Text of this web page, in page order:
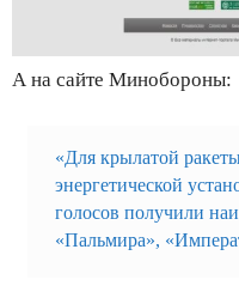
А на сайте Минобороны:
«Для крылатой
энергетической
голосов получили
«Пальмира»,